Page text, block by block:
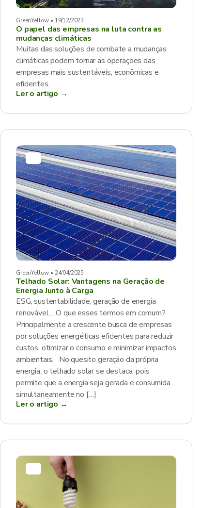
GreenYellow • 19/12/2023
O papel das empresas na luta contra as
mudanças climáticas
Muitas das soluções de combate a mudanças
climáticas podem tornar as operações das
empresas mais sustentáveis, econômicas e
eficientes.
Ler o artigo →
GreenYellow • 24/04/2025
Telhado Solar: Vantagens na Geração de
Energia Junto à Carga
ESG, sustentabilidade, geração de energia
renovável… O que esses termos em comum?
Principalmente a crescente busca de empresas
por soluções energéticas eficientes para reduzir
custos, otimizar o consumo e minimizar impactos
ambientais. No quesito geração da própria
energia, o telhado solar se destaca, pois
permite que a energia seja gerada e consumida
simultaneamente no […]
Ler o artigo →